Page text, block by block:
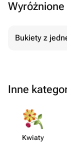
Wyróżnione
Bukiety z
Inne
Kwiaty